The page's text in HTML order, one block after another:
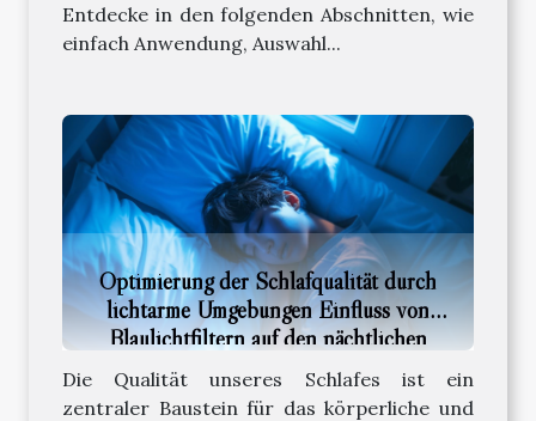
Entdecke in den folgenden Abschnitten, wie
einfach Anwendung, Auswahl...
Optimierung der Schlafqualität durch
lichtarme Umgebungen Einfluss von
Blaulichtfiltern auf den nächtlichen
Erholungsprozess und potenzielle SEO-
Relevanz für Gesundheitsblogs
Die Qualität unseres Schlafes ist ein
zentraler Baustein für das körperliche und